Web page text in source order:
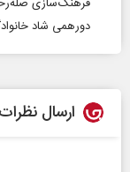
دورهمی شاد
ارسال نظرات